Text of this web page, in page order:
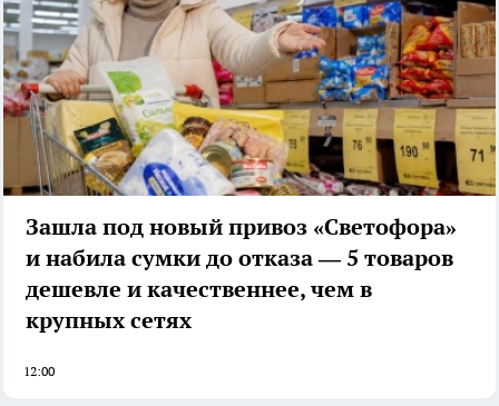
Зашла под новый привоз «Светофора»
и набила сумки до отказа — 5 товаров
дешевле и качественнее, чем в
крупных сетях
12:00